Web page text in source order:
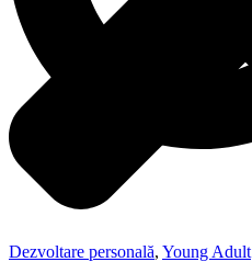
Dezvoltare personală, Young Adult